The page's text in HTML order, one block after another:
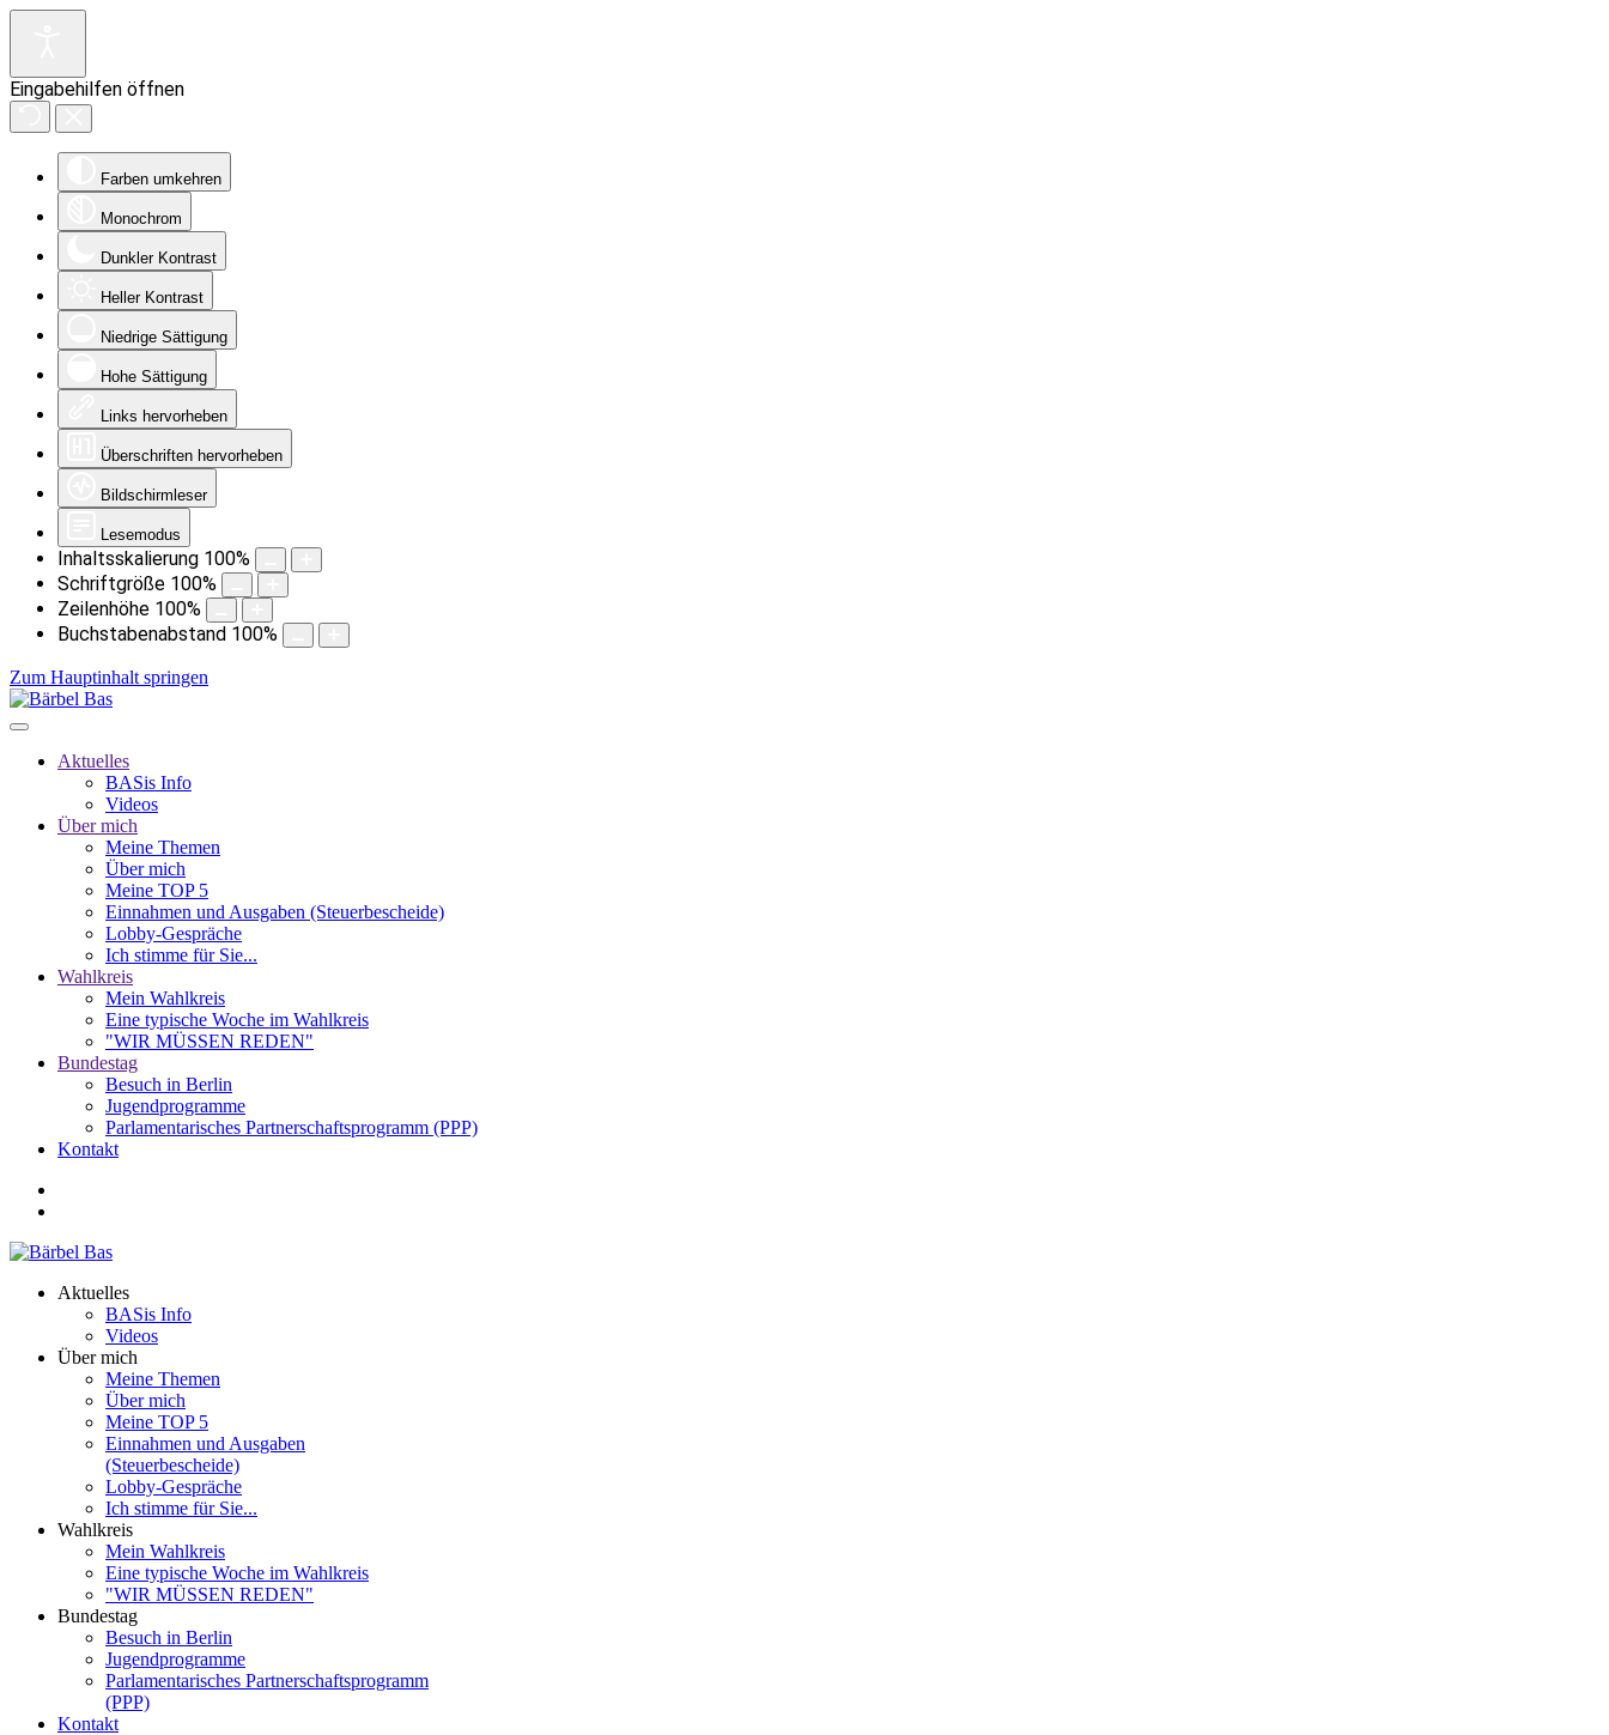
Eingabehilfen öffnen
Farben umkehren
Monochrom
Dunkler Kontrast
Heller Kontrast
Niedrige Sättigung
Hohe Sättigung
Links hervorheben
Überschriften hervorheben
Bildschirmleser
Lesemodus
Inhaltsskalierung 100%
Schriftgröße 100%
Zeilenhöhe 100%
Buchstabenabstand 100%
Zum Hauptinhalt springen
Aktuelles
BASis Info
Videos
Über mich
Meine Themen
Über mich
Meine TOP 5
Einnahmen und Ausgaben (Steuerbescheide)
Lobby-Gespräche
Ich stimme für Sie...
Wahlkreis
Mein Wahlkreis
Eine typische Woche im Wahlkreis
"WIR MÜSSEN REDEN"
Bundestag
Besuch in Berlin
Jugendprogramme
Parlamentarisches Partnerschaftsprogramm (PPP)
Kontakt
Aktuelles
BASis Info
Videos
Über mich
Meine Themen
Über mich
Meine TOP 5
Einnahmen und Ausgaben
(Steuerbescheide)
Lobby-Gespräche
Ich stimme für Sie...
Wahlkreis
Mein Wahlkreis
Eine typische Woche im Wahlkreis
"WIR MÜSSEN REDEN"
Bundestag
Besuch in Berlin
Jugendprogramme
Parlamentarisches Partnerschaftsprogramm
(PPP)
Kontakt